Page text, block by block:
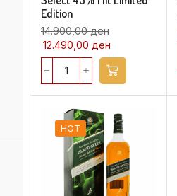
Edition
14.900,00ден
12.490,00 ден
HOT